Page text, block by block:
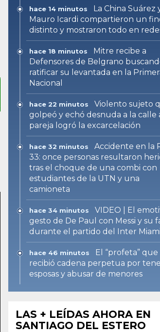
hace 14 minutos
La China Suárez
Mauro Icardi compartieron un
distinto y mostraron todo en
hace 18 minutos
Mitre recibe a
Defensores de Belgrano
ratificar su levantada en la
Nacional
hace 22 minutos
Violento sujeto
golpeó y echó desnuda a la calle
pareja logró la excarcelación
hace 32 minutos
Accidente en la
33: once personas resultaron
tras el choque de una combi con
estudiantes de la UTN y una
camioneta
hace 34 minutos
VIDEO | El
gesto de De Paul con Messi y su
durante el partido del Inter Miami
hace 46 minutos
El “profeta” que
recibió cadena perpetua por
esposas y abusar de menores
LAS + LEÍDAS AHORA EN
SANTIAGO DEL ESTERO